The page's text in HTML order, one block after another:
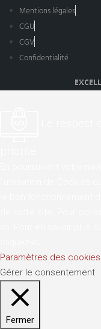
Mentions légales
CGU
CGV
Confidentialité
Paramètres des cookies
Gérer le consentement
Fermer